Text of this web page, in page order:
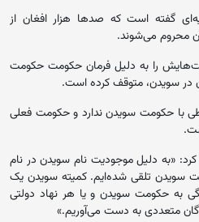
گفته است که صدها هزار افغان از
محروم می‌شوند.
را به دلیل فرمان حکومت حکومت
در سویدن، متوقف کرده است.
با حکومت سویدن ندارد و حکومت فعلی
کرد: «به دلیل موجودیت نام سویدن در نام
سویدن تلقی شده‌ایم. کمیته سویدن یک
به حکومت سویدن و یا هر نهاد دولتی
متعددی به‌ دست می‌آوریم.»